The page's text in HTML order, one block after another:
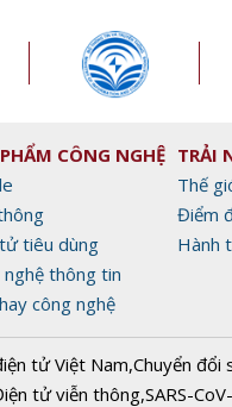
CÔNG NGHỆ
tiêu dùng
nghệ thông tin
công nghệ
TRẢI
Thế
Điểm
Hành
tử Việt Nam,Chuyển đổi
tử viễn thông,SARS-